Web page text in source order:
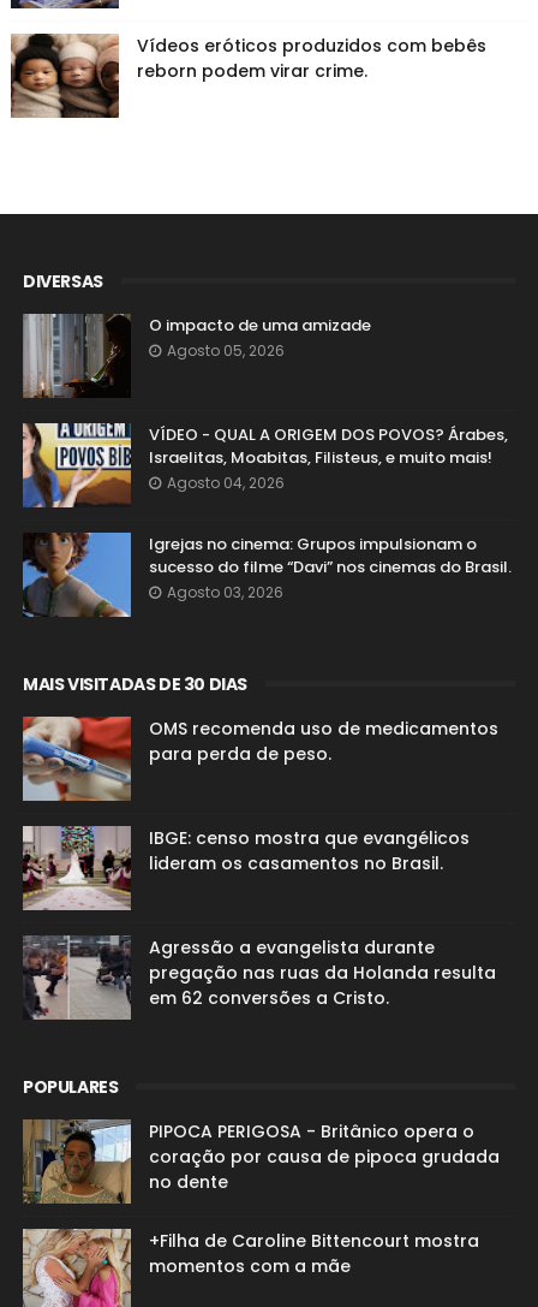
Vídeos eróticos produzidos com bebês
reborn podem virar crime.
DIVERSAS
O impacto de uma amizade
Agosto 05, 2026
VÍDEO - QUAL A ORIGEM DOS POVOS? Árabes,
Israelitas, Moabitas, Filisteus, e muito mais!
Agosto 04, 2026
Igrejas no cinema: Grupos impulsionam o
sucesso do filme “Davi” nos cinemas do Brasil.
Agosto 03, 2026
MAIS VISITADAS DE 30 DIAS
OMS recomenda uso de medicamentos
para perda de peso.
IBGE: censo mostra que evangélicos
lideram os casamentos no Brasil.
Agressão a evangelista durante
pregação nas ruas da Holanda resulta
em 62 conversões a Cristo.
POPULARES
PIPOCA PERIGOSA - Britânico opera o
coração por causa de pipoca grudada
no dente
+Filha de Caroline Bittencourt mostra
momentos com a mãe